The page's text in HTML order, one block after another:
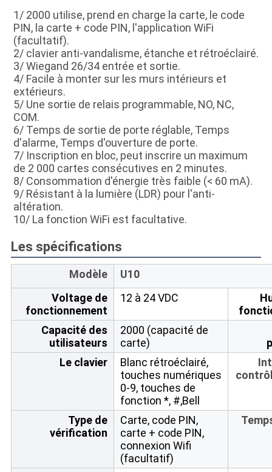
1/ 2000 utilise, prend en charge la carte, le code
PIN, la carte + code PIN, l'application WiFi
(facultatif).
2/ clavier anti-vandalisme, étanche et rétroéclairé.
3/ Wiegand 26/34 entrée et sortie.
4/ Facile à monter sur les murs intérieurs et
extérieurs.
5/ Une sortie de relais programmable, NO, NC,
COM.
6/ Temps de sortie de porte réglable, Temps
d'alarme, Temps d'ouverture de porte.
7/ Inscription en bloc, peut inscrire un maximum
de 2 000 cartes consécutives en 2 minutes.
8/ Consommation d'énergie très faible (< 60 mA).
9/ Résistant à la lumière (LDR) pour l'anti-
altération.
10/ La fonction WiFi est facultative.
Les spécifications
Modèle
U10
Voltage de
fonctionnement
12 à 24 VDC
Capacité des
utilisateurs
2000 (capacité de
carte)
Le clavier
Blanc rétroéclairé,
touches numériques
0-9, touches de
fonction *, #,Bell
Type de
vérification
Carte, code PIN,
carte + code PIN,
connexion Wifi
(facultatif)